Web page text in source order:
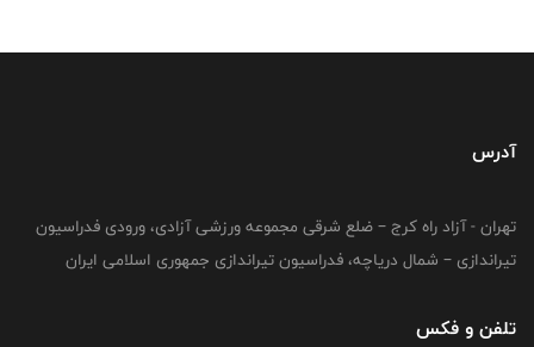
آدرس
تهران - آزاد راه کرج – ضلع شرقی مجموعه ورزشی آزادی، ورودی فدراسیون
تیراندازی – شمال دریاچه، فدراسیون تیراندازی جمهوری اسلامی ایران
تلفن و فکس